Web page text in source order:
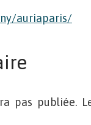
auriaparis/
pas publiée.